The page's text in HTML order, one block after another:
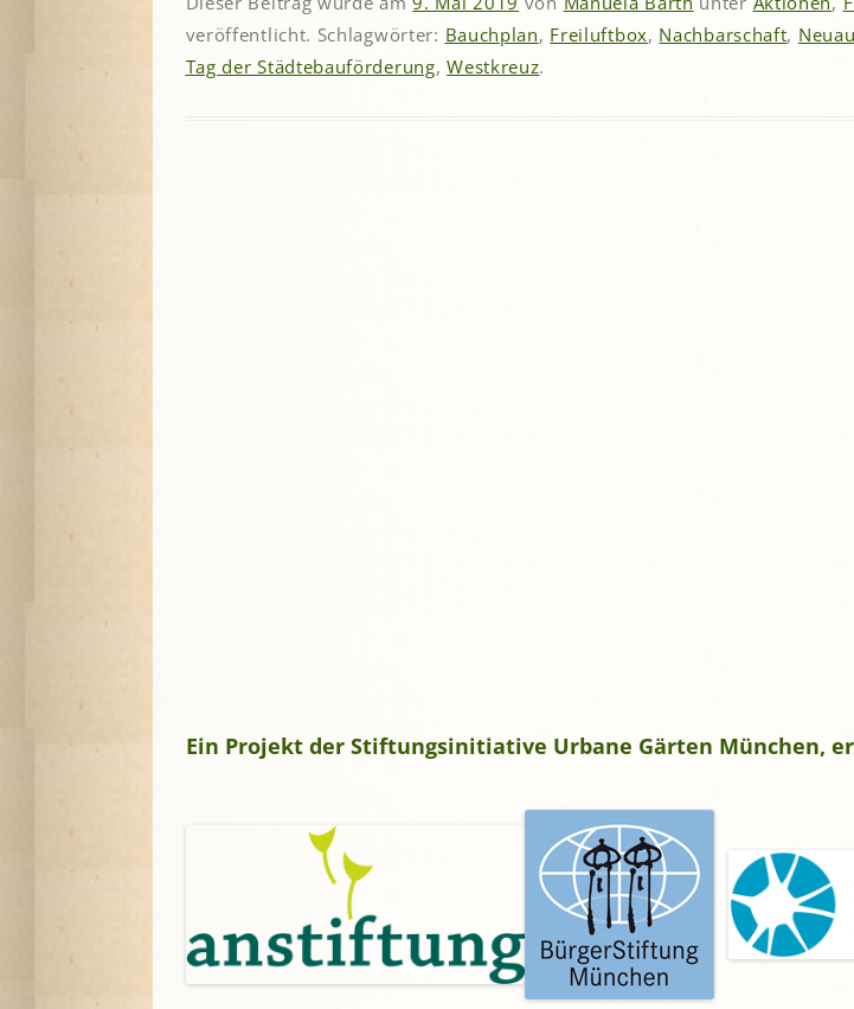
veröffentlicht. Schlagwörter: Bauchplan, Freiluftbox, Nachbarschaft,
Tag der Städtebauförderung,Westkreuz.
Ein Projekt der Stiftungsinitiative Urbane Gärten München,